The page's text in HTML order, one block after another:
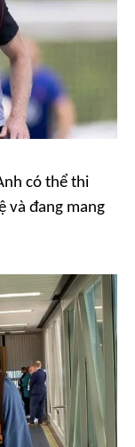
có thể thi
và đang mang